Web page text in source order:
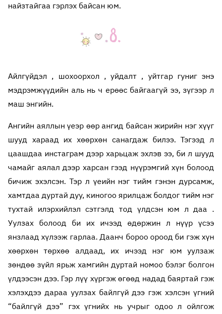
найзтайгаа гэрлэх байсан юм.
Айлгүйдэл , шохоорхол , уйдалт , уйтгар гуниг энэ
мэдрэмжүүдийн аль нь ч ерөөс байгаагүй ээ, зүгээр л
маш энгийн.
Ангийн аяллын үеэр өөр ангид байсан жирийн нэг хүүг
шууд хараад их хөөрхөн санагдаж билээ. Тэгээд л
цаашдаа инстаграм дээр харьцаж эхлэв ээ, би л шууд
чамайг аялал дээр харсан гээд нүүрэмгий хүн болоод
бичиж эхэлсэн. Тэр л үеийн нэг тийм гэнэн дурсамж,
хамтдаа дуртай дуу, киногоо ярилцаж болдог тийм нэг
тухтай илэрхийлэл сэтгэлд тод үлдсэн юм л даа .
Уулзах болоод би их ичээд өдөржин л нүүр үсээ
янзлаад хүлээж гарлаа. Даанч бороо ороод би гэж хүн
хөөрхөн төрхөө алдаад, их ичээд нэг юм уулзаж
зөндөө зүйл ярьж хамгийн дуртай номоо бэлэг болгон
үлдээсэн дээ. Гэр лүү хүргэж өгөөд надад баяртай гэж
хэлэхдээ дараа уулзах байлгүй дээ гэж хэлсэн үгний
“байлгүй дээ” гэх үгнийх нь учрыг одоо л ойлгож